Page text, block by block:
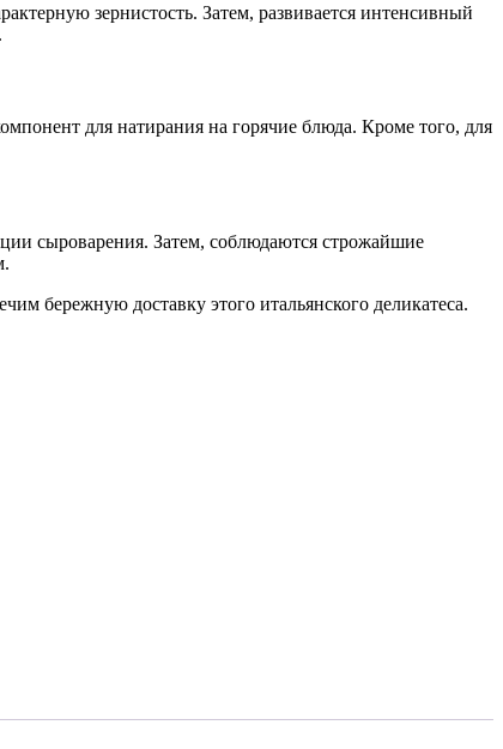
зернистость. Затем, развивается интенсивный
для натирания на горячие блюда. Кроме того, для
сыроварения. Затем, соблюдаются строжайшие
бережную доставку этого итальянского деликатеса.